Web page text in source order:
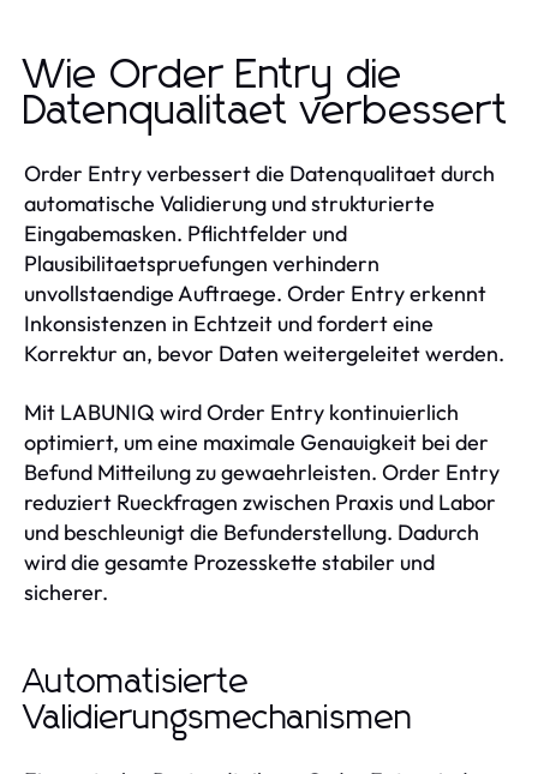
Wie Order Entry die
Datenqualitaet verbessert
Order Entry verbessert die Datenqualitaet durch
automatische Validierung und strukturierte
Eingabemasken. Pflichtfelder und
Plausibilitaetspruefungen verhindern
unvollstaendige Auftraege. Order Entry erkennt
Inkonsistenzen in Echtzeit und fordert eine
Korrektur an, bevor Daten weitergeleitet werden.
Mit LABUNIQ wird Order Entry kontinuierlich
optimiert, um eine maximale Genauigkeit bei der
Befund Mitteilung zu gewaehrleisten. Order Entry
reduziert Rueckfragen zwischen Praxis und Labor
und beschleunigt die Befunderstellung. Dadurch
wird die gesamte Prozesskette stabiler und
sicherer.
Automatisierte
Validierungsmechanismen